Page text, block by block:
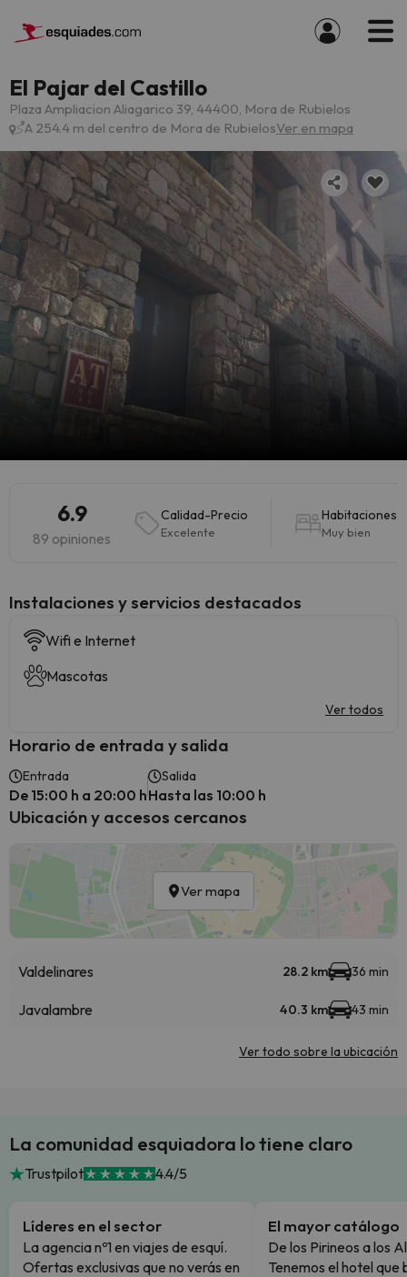
El Pajar del Castillo
Plaza Ampliacion Aliagarico 39, 44400, Mora de Rubielos
A 254.4 m del centro de Mora de RubielosVer en mapa
6.9
89 opiniones
Calidad-Precio
Excelente
Habitaciones
Muy bien
Instalaciones y servicios destacados
Wifi e Internet
Mascotas
Ver todos
Horario de entrada y salida
Entrada
De 15:00 h a 20:00 h
Salida
Hasta las 10:00 h
Ubicación y accesos cercanos
Ver mapa
Valdelinares 28.2 km 36 min
Javalambre 40.3 km 43 min
Ver todo sobre la ubicación
La comunidad esquiadora lo tiene claro
Trustpilot 4.4/5
Líderes en el sector
La agencia nº1 en viajes de esquí.
Ofertas exclusivas que no verás en
El mayor catálogo
De los Pirineos a los
Tenemos el hotel que